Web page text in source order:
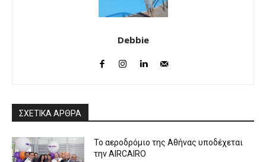
Debbie
ΣΧΕΤΙΚΑ ΑΡΘΡΑ
Το αεροδρόμιο της Αθήνας υποδέχεται
την AIRCAIRO